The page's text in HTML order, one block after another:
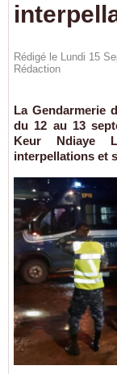
Rédigé le Lundi 15
Rédaction
La Gendarmerie
du 12 au 13
Keur Ndiaye
interpellations et